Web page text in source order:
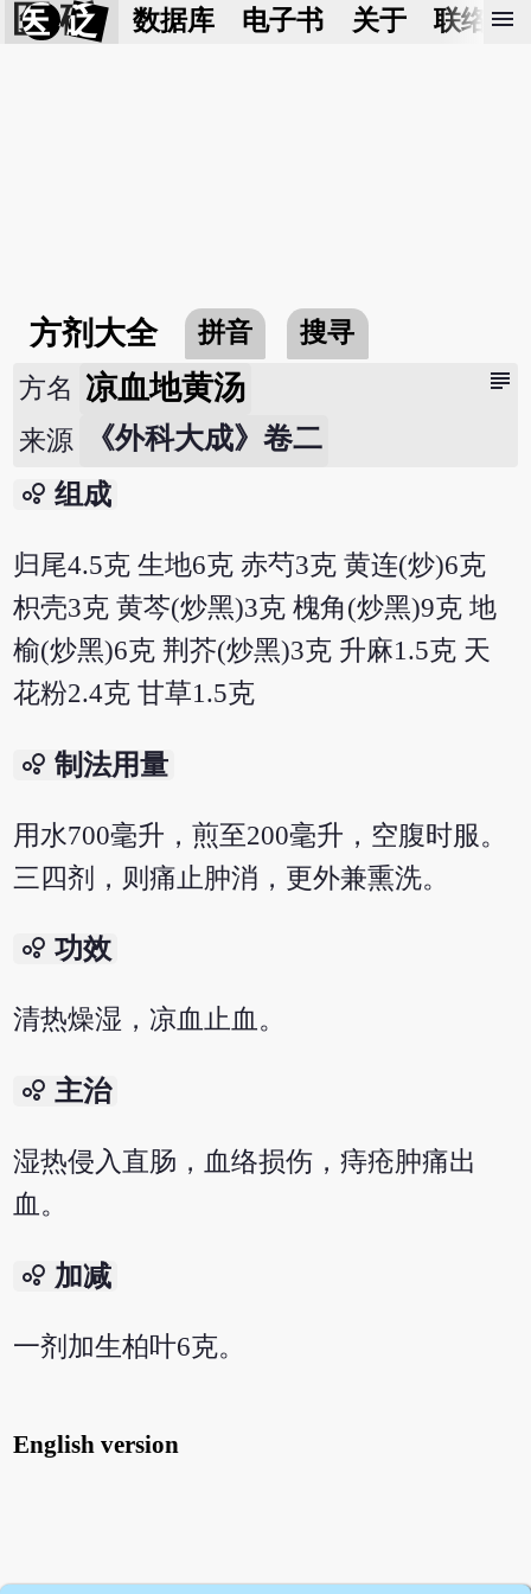
医 砭 数据库 电子书 关于 联络我
menu
方剂大全 拼音 搜寻
subject
方名 凉血地黄汤
来源 《外科大成》卷二
bubble_chart 组成
归尾4.5克 生地6克 赤芍3克 黄连(炒)6克
枳壳3克 黄芩(炒黑)3克 槐角(炒黑)9克 地
榆(炒黑)6克 荆芥(炒黑)3克 升麻1.5克 天
花粉2.4克 甘草1.5克
bubble_chart 制法用量
用水700毫升，煎至200毫升，空腹时服。
三四剂，则痛止肿消，更外兼熏洗。
bubble_chart 功效
清热燥湿，凉血止血。
bubble_chart 主治
湿热侵入直肠，血络损伤，痔疮肿痛出
血。
bubble_chart 加减
一剂加生柏叶6克。
English version